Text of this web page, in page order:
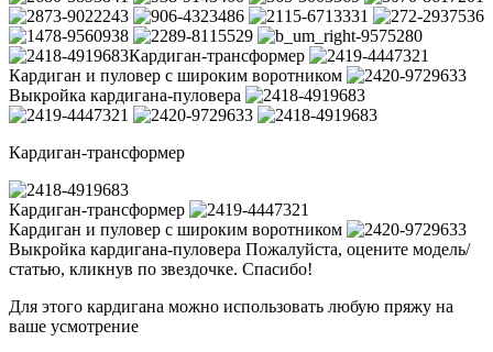
Кардиган-трансформер
Кардиган и пуловер с широким воротником
Выкройка кардигана-пуловера
Кардиган-трансформер
Кардиган-трансформер
Кардиган и пуловер с широким воротником
Выкройка кардигана-пуловера Пожалуйста, оцените модель/
статью, кликнув по звездочке. Спасибо!
Для этого кардигана можно использовать любую пряжу на
ваше усмотрение